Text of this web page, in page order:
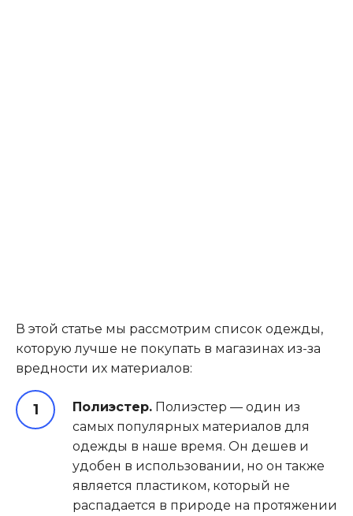
В этой статье мы рассмотрим список одежды,
которую лучше не покупать в магазинах из-за
вредности их материалов:
Полиэстер. Полиэстер — один из
самых популярных материалов для
одежды в наше время. Он дешев и
удобен в использовании, но он также
является пластиком, который не
распадается в природе на протяжении